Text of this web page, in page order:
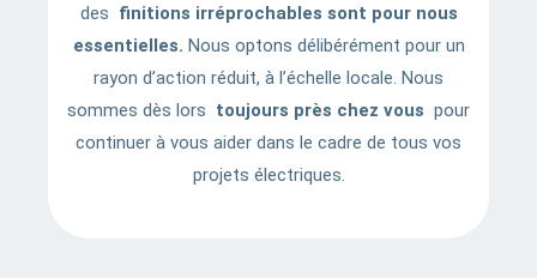
des finitions irréprochables sont pour nous
essentielles. Nous optons délibérément pour un
rayon d’action réduit, à l’échelle locale. Nous
sommes dès lors toujours près chez vous pour
continuer à vous aider dans le cadre de tous vos
projets électriques.